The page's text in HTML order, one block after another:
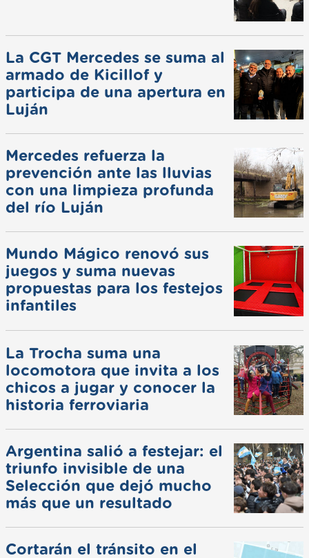
La CGT Mercedes se suma al
armado de Kicillof y
participa de una apertura en
Luján
Mercedes refuerza la
prevención ante las lluvias
con una limpieza profunda
del río Luján
Mundo Mágico renovó sus
juegos y suma nuevas
propuestas para los festejos
infantiles
La Trocha suma una
locomotora que invita a los
chicos a jugar y conocer la
historia ferroviaria
Argentina salió a festejar: el
triunfo invisible de una
Selección que dejó mucho
más que un resultado
Cortarán el tránsito en el